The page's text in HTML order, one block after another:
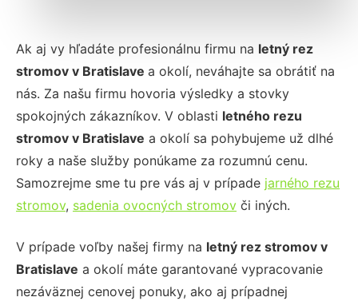
Ak aj vy hľadáte profesionálnu firmu na letný rez
stromov v Bratislave a okolí, neváhajte sa obrátiť na
nás. Za našu firmu hovoria výsledky a stovky
spokojných zákazníkov. V oblasti letného rezu
stromov v Bratislave a okolí sa pohybujeme už dlhé
roky a naše služby ponúkame za rozumnú cenu.
Samozrejme sme tu pre vás aj v prípade jarného rezu
stromov, sadenia ovocných stromov či iných.
V prípade voľby našej firmy na letný rez stromov v
Bratislave a okolí máte garantované vypracovanie
nezáväznej cenovej ponuky, ako aj prípadnej